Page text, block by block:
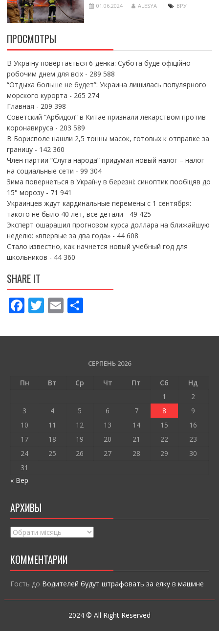
01.06.2024 ALESYA ВРУ
ПРОСМОТРЫ
В Україну повертається 6-денка: Субота буде офіційно
робочим днем для всіх- 289 588
“Отдыха больше не будет”: Украина лишилась популярного
морского курорта - 265 274
Главная - 209 398
Советский “Арбидол” в Китае признали лекарством против
коронавируса - 203 589
В Борисполе нашли 2,5 тонны масок, готовых к отправке за
границу- 142 360
Член партии “Слуга народа” придумал новый налог – налог
на социальные сети - 99 304
Зима повернеться в Україну в березні: синоптик пообіцяв до
15° морозу- 71 941
Украинцев ждут кардинальные перемены с 1 сентября:
такого не было 40 лет, все детали - 49 425
Эксперт ошарашил прогнозом курса доллара на ближайшую
неделю: «впервые за два года»- 44 608
Стало известно, как начнется новый учебный год для
школьников - 44 360
SHARE IT
F
e
o
T
itt
E
ai
П
ді
и
т
СЕРПЕНЬ 2026
Пн Вт Ср Чт Пт Сб
Нд
1
2
3
4 5 6 7 8
9
10
11 12 13 14 15
16
17
18 19 20 21 22
23
24
25 26 27 28 29
30
31
« Вер
АРХИВЫ
Архивы
КОММЕНТАРИИ
Гость до Водителей будут штрафовать за елку в машине
2024 © All Right Reserved